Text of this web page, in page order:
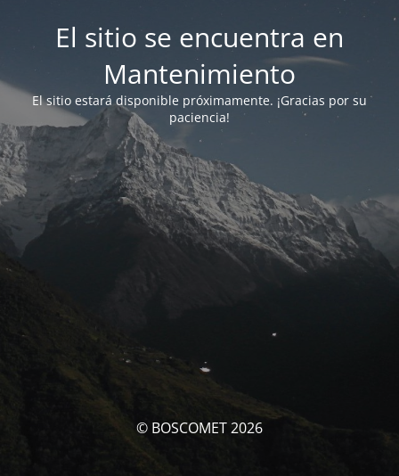
El sitio se encuentra en
Mantenimiento
El sitio estará disponible próximamente. ¡Gracias por su
paciencia!
© BOSCOMET 2026